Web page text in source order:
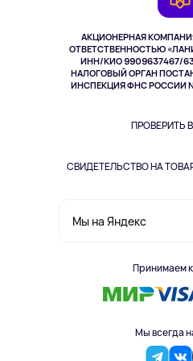
АКЦИОНЕРНАЯ
ОТВЕТСТВЕННОСТЬЮ
ИНН/КИО 9909637467/
НАЛОГОВЫЙ ОРГАН
ИНСПЕКЦИЯ ФНС РОССИИ
ПРОВЕРИТЬ
СВИДЕТЕЛЬСТВО НА
Мы на Яндекс
Принимаем
Мы всегда
Здоровье питомцев
Одежда и аксессуары